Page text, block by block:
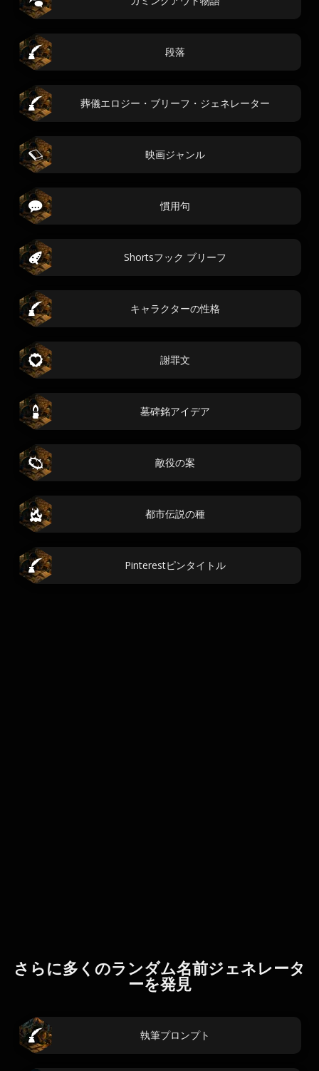
段落
葬儀エロジー・ブリーフ・ジェネレーター
映画ジャンル
慣用句
Shortsフック ブリーフ
キャラクターの性格
謝罪文
墓碑銘アイデア
敵役の案
都市伝説の種
Pinterestピンタイトル
さらに多くのランダム名前ジェネレータ
ーを発見
執筆プロンプト